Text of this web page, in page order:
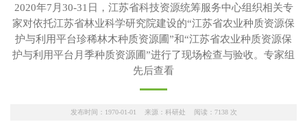
2020年7月30-31日，江苏省科技资源统筹服务中心组织相关专
家对依托江苏省林业科学研究院建设的“江苏省农业种质资源保
护与利用平台珍稀林木种质资源圃”和“江苏省农业种质资源保
护与利用平台月季种质资源圃”进行了现场检查与验收。专家组
先后查看
发布时间：1970-01-01 来源：科研处 阅读： 7138次